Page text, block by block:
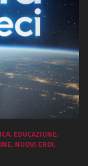
, EDUCAZIONE,
, NUOVI EROI,